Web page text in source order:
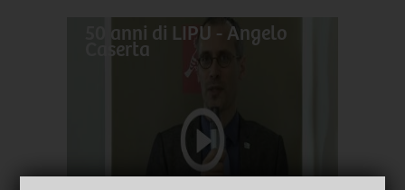
50 anni di LIPU - Angelo
Caserta